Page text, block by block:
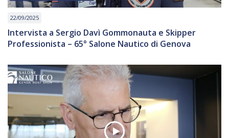
22/09/2025
Intervista a Sergio Davì Gommonauta e Skipper
Professionista – 65° Salone Nautico di Genova